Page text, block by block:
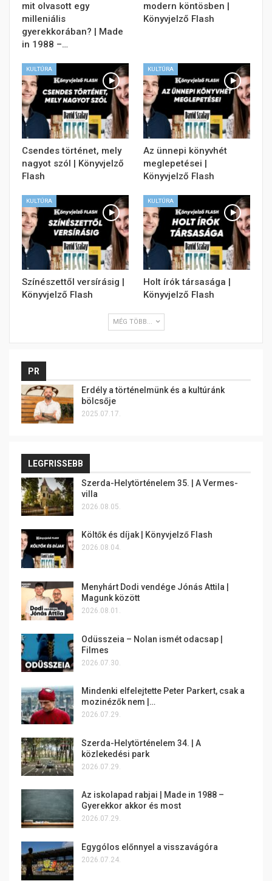
mit olvasott egy
milleniális
gyerekkorában? | Made
in 1988 –…
modern köntösben |
Könyvjelző Flash
KULTÚRA
Csendes történet, mely
nagyot szól | Könyvjelző
Flash
KULTÚRA
Az ünnepi könyvhét
meglepetései |
Könyvjelző Flash
KULTÚRA
Színészettől versírásig |
Könyvjelző Flash
KULTÚRA
Holt írók társasága |
Könyvjelző Flash
MÉG TÖBB...
PR
Erdély a történelmünk és a kultúránk
bölcsője
2025.07.17.
LEGFRISSEBB
Szerda-Helytörténelem 35. | A Vermes-
villa
2026.08.05.
Költők és díjak | Könyvjelző Flash
2026.08.04.
Menyhárt Dodi vendége Jónás Attila |
Magunk között
2026.08.01.
Odüsszeia – Nolan ismét odacsap |
Filmes
2026.07.30.
Mindenki elfelejtette Peter Parkert, csak a
mozinézők nem |…
2026.07.29.
Szerda-Helytörténelem 34. | A
közlekedési park
2026.07.29.
Az iskolapad rabjai | Made in 1988 –
Gyerekkor akkor és most
2026.07.29.
Egygólos előnnyel a visszavágóra
2026.07.24.